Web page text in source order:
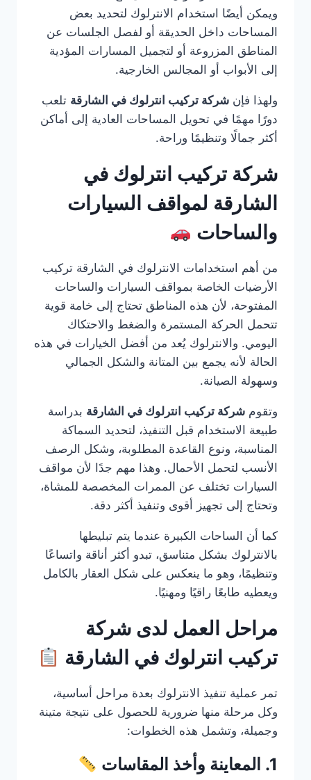
ويمكن أيضًا استخدام الانترلوك لتحديد بعض
المساحات داخل الحديقة أو لفصل الجلسات عن
المناطق المزروعة أو لتجميل المسارات المؤدية
إلى الأبواب أو المجالس الخارجية.
ولهذا فإن شركة تركيب انترلوك في الشارقة تلعب
دورًا مهمًا في تحويل المساحات العادية إلى أماكن
أكثر جمالًا وتنظيمًا وراحة.
شركة تركيب انترلوك في
الشارقة لمواقف السيارات
والساحات
من أهم استخدامات الانترلوك في الشارقة تركيب
الأرضيات الخاصة بمواقف السيارات والساحات
المفتوحة، لأن هذه المناطق تحتاج إلى خامة قوية
تتحمل الحركة المستمرة والضغط والاحتكاك
اليومي. والانترلوك يُعد من أفضل الخيارات في هذه
الحالة لأنه يجمع بين المتانة والشكل الجمالي
وسهولة الصيانة.
وتقوم شركة تركيب انترلوك في الشارقة بدراسة
طبيعة الاستخدام قبل التنفيذ، لتحديد السماكة
المناسبة، ونوع القاعدة المطلوبة، وشكل الرصف
الأنسب لتحمل الأحمال. وهذا مهم جدًا لأن مواقف
السيارات تختلف عن الممرات المخصصة للمشاة،
وتحتاج إلى تجهيز أقوى وتنفيذ أكثر دقة.
كما أن الساحات الكبيرة عندما يتم تبليطها
بالانترلوك بشكل متناسق، تبدو أكثر أناقة واتساعًا
وتنظيمًا، وهو ما ينعكس على شكل العقار بالكامل
ويعطيه طابعًا راقيًا ومهنيًا.
مراحل العمل لدى شركة
تركيب انترلوك في الشارقة
تمر عملية تنفيذ الانترلوك بعدة مراحل أساسية،
وكل مرحلة منها ضرورية للحصول على نتيجة متينة
وجميلة، وتشمل هذه الخطوات:
1. المعاينة وأخذ المقاسات